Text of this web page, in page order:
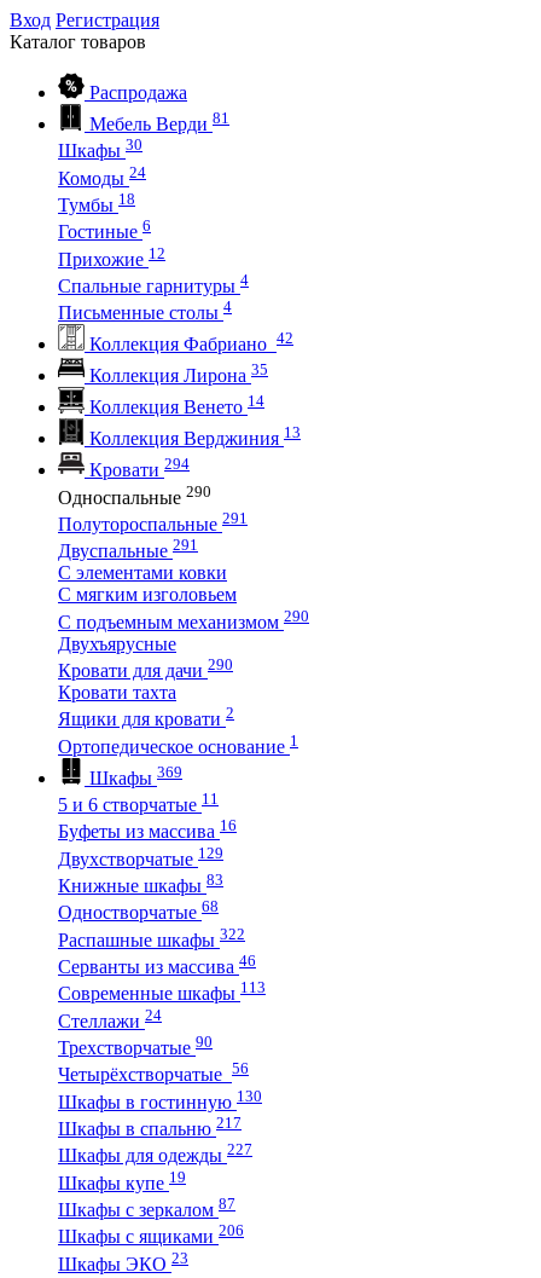
Вход Регистрация
Каталог товаров
Распродажа
Мебель Верди 81
Шкафы 30
Комоды 24
Тумбы 18
Гостиные 6
Прихожие 12
Спальные гарнитуры 4
Письменные столы 4
Коллекция Фабриано 42
Коллекция Лирона 35
Коллекция Венето 14
Коллекция Верджиния 13
Кровати 294
Односпальные 290
Полутороспальные 291
Двуспальные 291
С элементами ковки
С мягким изголовьем
С подъемным механизмом 290
Двухъярусные
Кровати для дачи 290
Кровати тахта
Ящики для кровати 2
Ортопедическое основание 1
Шкафы 369
5 и 6 створчатые 11
Буфеты из массива 16
Двухстворчатые 129
Книжные шкафы 83
Одностворчатые 68
Распашные шкафы 322
Серванты из массива 46
Современные шкафы 113
Стеллажи 24
Трехстворчатые 90
Четырёхстворчатые 56
Шкафы в гостинную 130
Шкафы в спальню 217
Шкафы для одежды 227
Шкафы купе 19
Шкафы с зеркалом 87
Шкафы с ящиками 206
Шкафы ЭКО 23